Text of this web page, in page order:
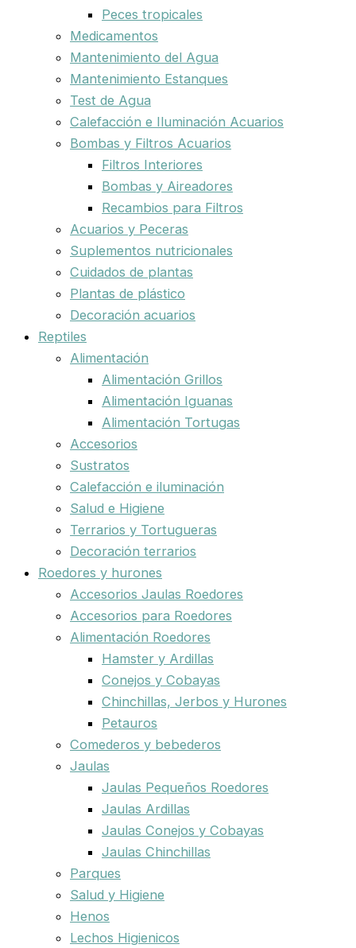
Peces tropicales
Medicamentos
Mantenimiento del Agua
Mantenimiento Estanques
Test de Agua
Calefacción e Iluminación Acuarios
Bombas y Filtros Acuarios
Filtros Interiores
Bombas y Aireadores
Recambios para Filtros
Acuarios y Peceras
Suplementos nutricionales
Cuidados de plantas
Plantas de plástico
Decoración acuarios
Reptiles
Alimentación
Alimentación Grillos
Alimentación Iguanas
Alimentación Tortugas
Accesorios
Sustratos
Calefacción e iluminación
Salud e Higiene
Terrarios y Tortugueras
Decoración terrarios
Roedores y hurones
Accesorios Jaulas Roedores
Accesorios para Roedores
Alimentación Roedores
Hamster y Ardillas
Conejos y Cobayas
Chinchillas, Jerbos y Hurones
Petauros
Comederos y bebederos
Jaulas
Jaulas Pequeños Roedores
Jaulas Ardillas
Jaulas Conejos y Cobayas
Jaulas Chinchillas
Parques
Salud y Higiene
Henos
Lechos Higienicos